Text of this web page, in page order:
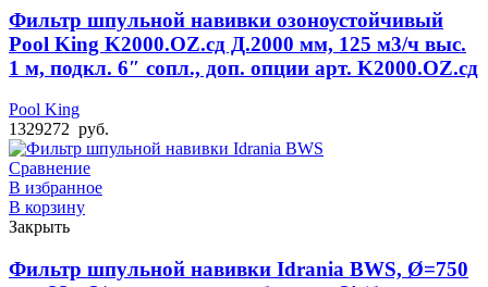
Фильтр шпульной навивки озоноустойчивый
Pool King K2000.OZ.cд Д.2000 мм, 125 м3/ч выс.
1 м, подкл. 6″ сопл., доп. опции арт. K2000.OZ.сд
Pool King
1329272 руб.
Сравнение
В избранное
В корзину
Закрыть
Фильтр шпульной навивки Idrania BWS, Ø=750